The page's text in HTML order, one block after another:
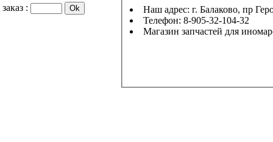
заказ :
Наш адрес: г.
Телефон: 8-905-32-104-32
Магазин запчастей для